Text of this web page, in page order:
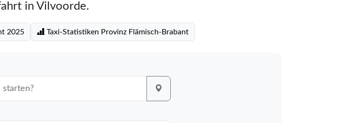
in Vilvoorde.
2025 Taxi-Statistiken Provinz Flämisch-Brabant